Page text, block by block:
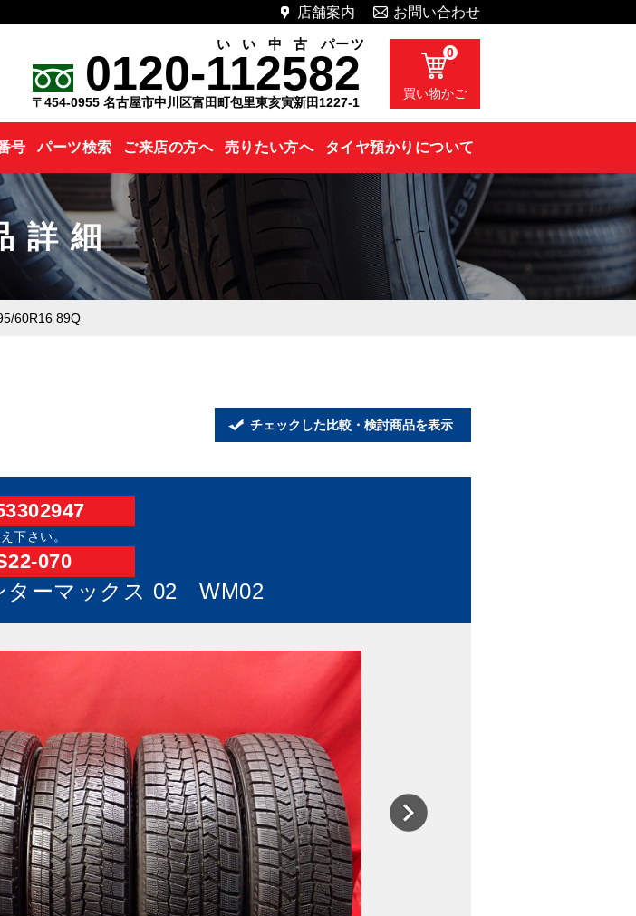
店舗案内 お問い合わせ
〒454-0955 名古屋市中川区富田町包里東亥寅新田1227-1
い い 中 古 パーツ
0120-112582 0
買い物かご
号 パーツ検索 ご来店の方へ 売りたい方へ タイヤ預かりについて
詳細
60R16 89Q
チェックした比較・検討商品を表示
下さい。
070
ターマックス 02 WM02